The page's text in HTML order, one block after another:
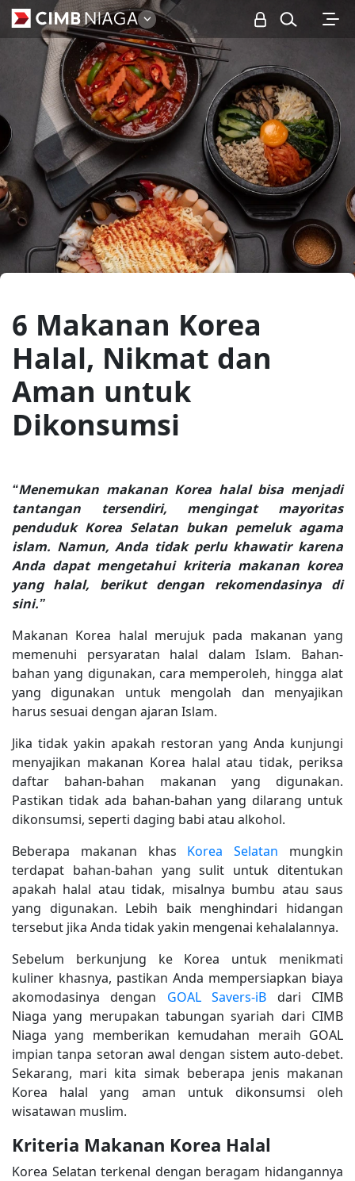
Personal
6 Makanan Korea
Halal, Nikmat dan
Aman untuk
Dikonsumsi
“Menemukan makanan Korea halal bisa menjadi
tantangan tersendiri, mengingat mayoritas
penduduk Korea Selatan bukan pemeluk agama
islam. Namun, Anda tidak perlu khawatir karena
Anda dapat mengetahui kriteria makanan korea
yang halal, berikut dengan rekomendasinya di
sini.”
Makanan Korea halal merujuk pada makanan yang
memenuhi persyaratan halal dalam Islam. Bahan-
bahan yang digunakan, cara memperoleh, hingga alat
yang digunakan untuk mengolah dan menyajikan
harus sesuai dengan ajaran Islam.
Jika tidak yakin apakah restoran yang Anda kunjungi
menyajikan makanan Korea halal atau tidak, periksa
daftar bahan-bahan makanan yang digunakan.
Pastikan tidak ada bahan-bahan yang dilarang untuk
dikonsumsi, seperti daging babi atau alkohol.
Beberapa makanan khas Korea Selatan mungkin
terdapat bahan-bahan yang sulit untuk ditentukan
apakah halal atau tidak, misalnya bumbu atau saus
yang digunakan. Lebih baik menghindari hidangan
tersebut jika Anda tidak yakin mengenai kehalalannya.
Sebelum berkunjung ke Korea untuk menikmati
kuliner khasnya, pastikan Anda mempersiapkan biaya
akomodasinya dengan GOAL Savers-iB dari CIMB
Niaga yang merupakan tabungan syariah dari CIMB
Niaga yang memberikan kemudahan meraih GOAL
impian tanpa setoran awal dengan sistem auto-debet.
Sekarang, mari kita simak beberapa jenis makanan
Korea halal yang aman untuk dikonsumsi oleh
wisatawan muslim.
Kriteria Makanan Korea Halal
Korea Selatan terkenal dengan beragam hidangannya